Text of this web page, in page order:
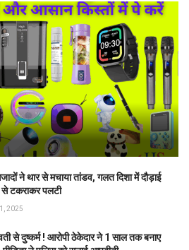
ने थार से मचाया तांडव, गलत दिशा में दौड़ाई
से टकराकर पलटी
2025
से दुष्कर्म ! आरोपी ठेकेदार ने 1 साल तक बनाए